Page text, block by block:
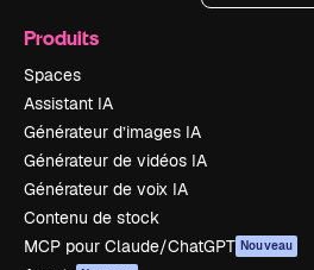
Produits
Spaces
Assistant IA
Générateur d’images IA
Générateur de vidéos IA
Générateur de voix IA
Contenu de stock
MCP pour Claude/ChatGPT Nouveau